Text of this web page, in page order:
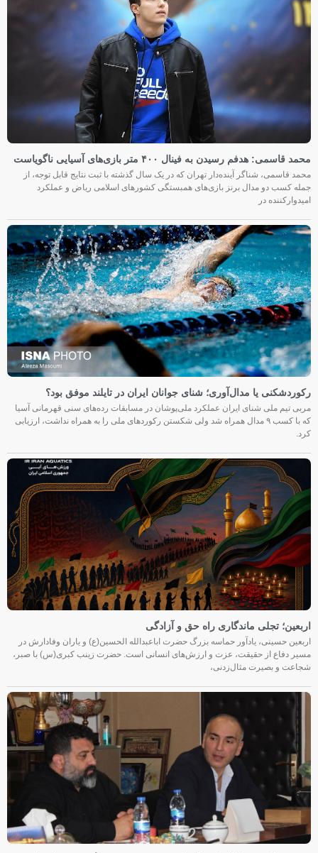
محمد قاسمی: هدفم رسیدن به فینال ۴۰۰ متر بازی‌های آسیایی ناگویاست
محمد قاسمی، شناگر آینده‌دار تهران که در یک سال گذشته با ثبت نتایج قابل توجه، از
جمله کسب دو مدال برنز بازی‌های همبستگی کشورهای اسلامی ریاض و عملکرد
امیدوارکننده در
رکوردشکنی یا مدال‌آوری؛ شنای جوانان ایران در تایلند موفق بود؟
مربی تیم ملی شنای ایران عملکرد ملی‌پوشان در مسابقات رده‌های سنی قهرمانی آسیا
که با کسب ۹ مدال همراه شد ولی شکستن رکوردهای ملی را به همراه نداشت، ارزیابی
کرد.
اربعین؛ تجلی ماندگاری راه حق و آزادگی
اربعین حسینی، یادآور حماسه بزرگ حضرت اباعبدالله الحسین(ع) و یاران وفادارش در
مسیر دفاع از حقیقت، عزت و ارزش‌های انسانی است. حضرت زینب کبری(س) با صبر،
شجاعت و بصیرت مثال‌زدنی،